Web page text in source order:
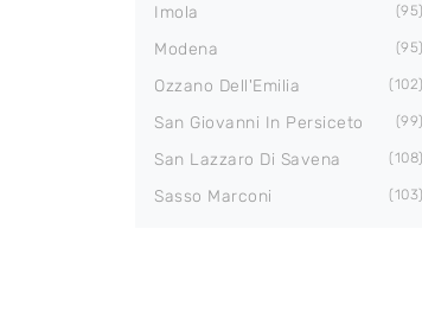
Imola 95
Modena 95
Ozzano Dell'Emilia 102
San Giovanni In Persiceto 99
San Lazzaro Di Savena 108
Sasso Marconi 103